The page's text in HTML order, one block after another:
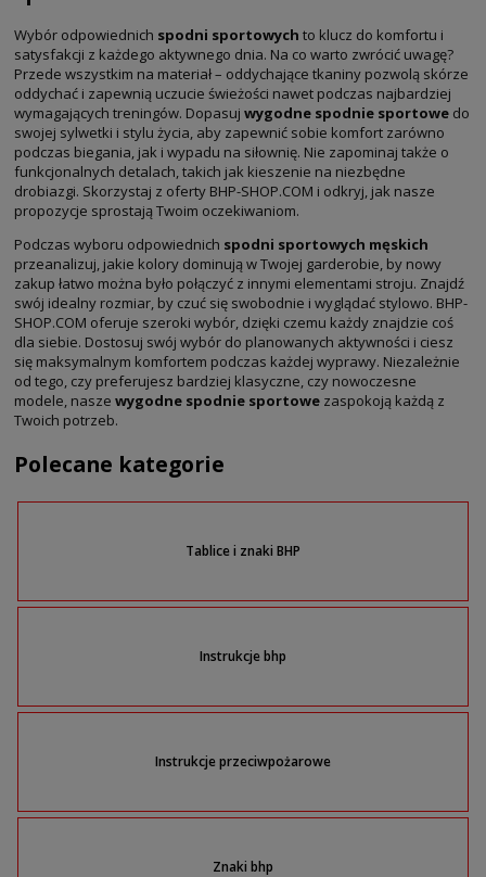
Wybór odpowiednich spodni sportowych to klucz do komfortu i
satysfakcji z każdego aktywnego dnia. Na co warto zwrócić uwagę?
Przede wszystkim na materiał – oddychające tkaniny pozwolą skórze
oddychać i zapewnią uczucie świeżości nawet podczas najbardziej
wymagających treningów. Dopasuj wygodne spodnie sportowe do
swojej sylwetki i stylu życia, aby zapewnić sobie komfort zarówno
podczas biegania, jak i wypadu na siłownię. Nie zapominaj także o
funkcjonalnych detalach, takich jak kieszenie na niezbędne
drobiazgi. Skorzystaj z oferty BHP-SHOP.COM i odkryj, jak nasze
propozycje sprostają Twoim oczekiwaniom.
Podczas wyboru odpowiednich spodni sportowych męskich
przeanalizuj, jakie kolory dominują w Twojej garderobie, by nowy
zakup łatwo można było połączyć z innymi elementami stroju. Znajdź
swój idealny rozmiar, by czuć się swobodnie i wyglądać stylowo. BHP-
SHOP.COM oferuje szeroki wybór, dzięki czemu każdy znajdzie coś
dla siebie. Dostosuj swój wybór do planowanych aktywności i ciesz
się maksymalnym komfortem podczas każdej wyprawy. Niezależnie
od tego, czy preferujesz bardziej klasyczne, czy nowoczesne
modele, nasze wygodne spodnie sportowe zaspokoją każdą z
Twoich potrzeb.
Polecane kategorie
Tablice i znaki BHP
Instrukcje bhp
Instrukcje przeciwpożarowe
Znaki bhp